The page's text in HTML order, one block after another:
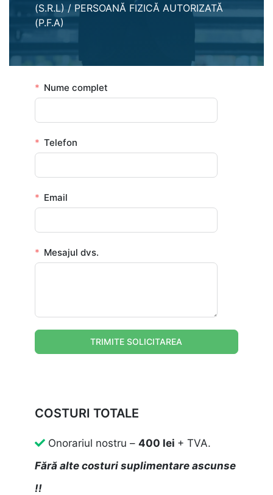
(S.R.L) / PERSOANĂ FIZICĂ AUTORIZATĂ
(P.F.A)
Nume complet
Telefon
Email
Mesajul dvs.
TRIMITE SOLICITAREA
COSTURI TOTALE
Onorariul nostru – 400 lei + TVA.
Fără alte costuri suplimentare ascunse
!!